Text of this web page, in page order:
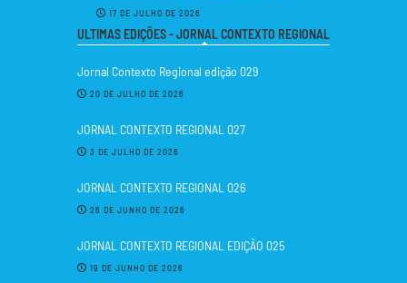
17 DE JULHO DE 2026
ULTIMAS EDIÇÕES - JORNAL CONTEXTO REGIONAL
Jornal Contexto Regional edição 029
20 DE JULHO DE 2026
JORNAL CONTEXTO REGIONAL 027
3 DE JULHO DE 2026
JORNAL CONTEXTO REGIONAL 026
26 DE JUNHO DE 2026
JORNAL CONTEXTO REGIONAL EDIÇÃO 025
19 DE JUNHO DE 2026